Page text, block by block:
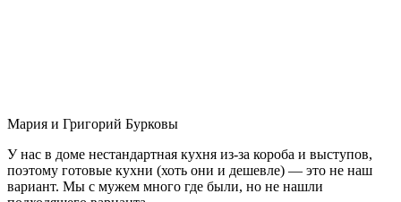
Мария и Григорий Бурковы
У нас в доме нестандартная кухня из-за короба и выступов,
поэтому готовые кухни (хоть они и дешевле) — это не наш
вариант. Мы с мужем много где были, но не нашли